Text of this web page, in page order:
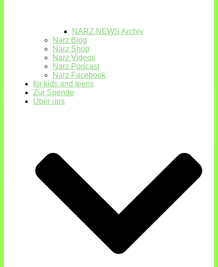
NARZ NEWS Archiv
Narz Blog
Narz Shop
Narz Videos
Narz Podcast
Narz Facebook
for kids and teens
Zur Spende
Über uns